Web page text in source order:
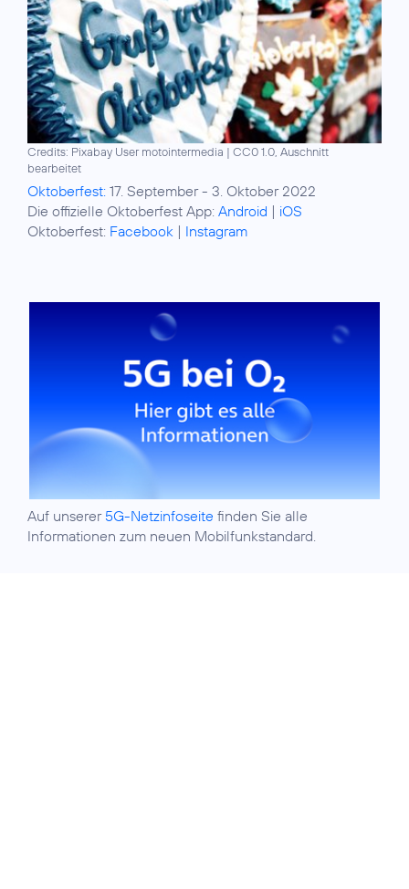
Credits: Pixabay User motointermedia | CC0 1.0, Auschnitt
bearbeitet
Oktoberfest: 17. September - 3. Oktober 2022
Die offizielle Oktoberfest App: Android | iOS
Oktoberfest: Facebook | Instagram
Auf unserer 5G-Netzinfoseite finden Sie alle
Informationen zum neuen Mobilfunkstandard.